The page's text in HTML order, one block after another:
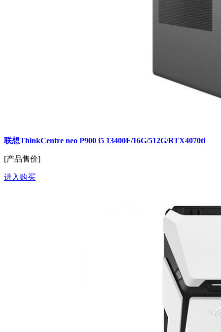
联想ThinkCentre neo P900 i5 13400F/16G/512G/RTX4070ti
[产品售价]
进入购买